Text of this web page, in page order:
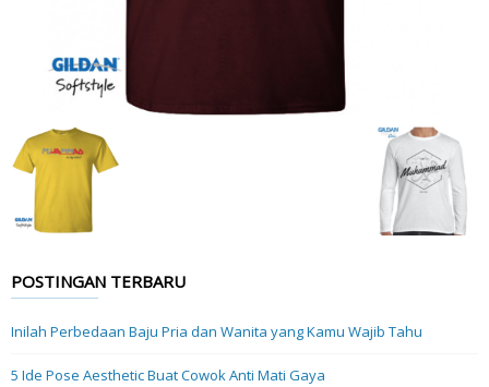
POSTINGAN TERBARU
Inilah Perbedaan Baju Pria dan Wanita yang Kamu Wajib Tahu
5 Ide Pose Aesthetic Buat Cowok Anti Mati Gaya